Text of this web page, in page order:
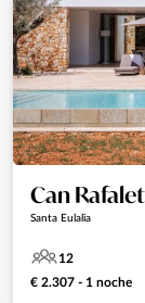
Can Rafalet
Santa Eulalia
12
€ 2.307 - 1 noche